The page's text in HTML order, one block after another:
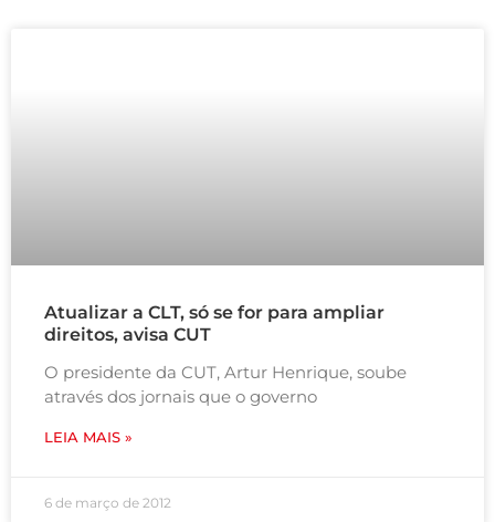
Atualizar a CLT, só se for para ampliar
direitos, avisa CUT
O presidente da CUT, Artur Henrique, soube
através dos jornais que o governo
LEIA MAIS »
6 de março de 2012